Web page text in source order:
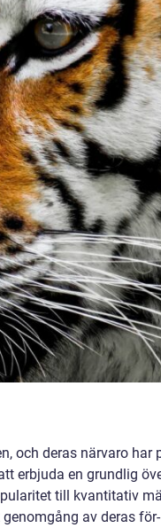
och deras närvaro har
erbjuda en grundlig
till kvantitativ
av deras